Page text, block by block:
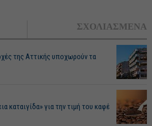
ΣΧΟΛΙΑΣΜΕΝΑ
της Αττικής υποχωρούν τα
καταιγίδα» για την τιμή του καφέ